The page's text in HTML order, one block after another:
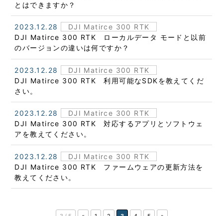
とはできますか？
2023.12.28
DJI Matirce 300 RTK
DJI Matirce 300 RTK ローカルデータ モードと以前
のバージョンの違いは何ですか？
2023.12.28
DJI Matirce 300 RTK
DJI Matirce 300 RTK 利用可能なSDKを教えてくだ
さい。
2023.12.28
DJI Matirce 300 RTK
DJI Matirce 300 RTK 対応するアプリとソフトウェ
アを教えてください。
2023.12.28
DJI Matirce 300 RTK
DJI Matirce 300 RTK ファームウェアの更新方法を
教えてください。